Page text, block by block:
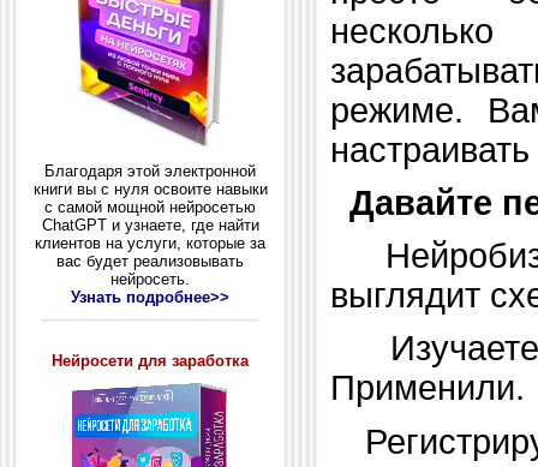
Благодаря этой электронной
книги вы с нуля освоите навыки
с самой мощной нейросетью
ChatGPT и узнаете, где найти
клиентов на услуги, которые за
вас будет реализовывать
нейросеть.
Узнать подробнее>>
Нейросети для заработка
режиме.
Давайте
выглядит
Изучаете
Применили.